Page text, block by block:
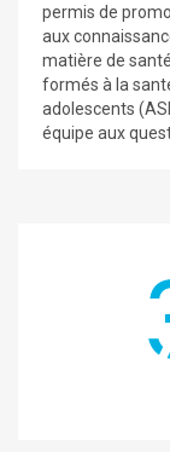
permis de
aux
matière de
formés à la
adolescents
équipe aux